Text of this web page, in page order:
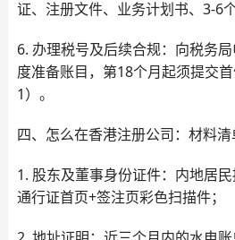
证、注册文件、业务计划书、3-6
6. 办理税号及后续合规：向税务
度准备账目，第18个月起须提交
1）。
四、怎么在香港注册公司：材料
1. 股东及董事身份证件：内地居
通行证首页+签注页彩色扫描件；